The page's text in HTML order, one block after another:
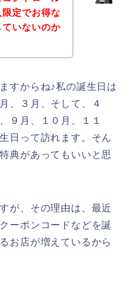
定でお得な
いないのか
すからね♪私の誕生日は
、３月、そして、４
９月、１０月、１１
日って訪れます。そん
典があってもいいと思
が、その理由は、最近
ーポンコードなどを誕
お店が増えているから